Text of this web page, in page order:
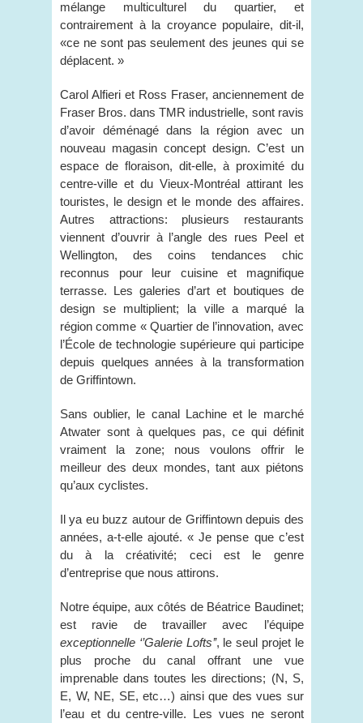
mélange multiculturel du quartier, et
contrairement à la croyance populaire, dit-il,
«ce ne sont pas seulement des jeunes qui se
déplacent. »
Carol Alfieri et Ross Fraser, anciennement de
Fraser Bros. dans TMR industrielle, sont ravis
d’avoir déménagé dans la région avec un
nouveau magasin concept design. C’est un
espace de floraison, dit-elle, à proximité du
centre-ville et du Vieux-Montréal attirant les
touristes, le design et le monde des affaires.
Autres attractions: plusieurs restaurants
viennent d’ouvrir à l’angle des rues Peel et
Wellington, des coins tendances chic
reconnus pour leur cuisine et magnifique
terrasse. Les galeries d’art et boutiques de
design se multiplient; la ville a marqué la
région comme « Quartier de l’innovation, avec
l’École de technologie supérieure qui participe
depuis quelques années à la transformation
de Griffintown.
Sans oublier, le canal Lachine et le marché
Atwater sont à quelques pas, ce qui définit
vraiment la zone; nous voulons offrir le
meilleur des deux mondes, tant aux piétons
qu’aux cyclistes.
Il ya eu buzz autour de Griffintown depuis des
années, a-t-elle ajouté. « Je pense que c’est
du à la créativité; ceci est le genre
d’entreprise que nous attirons.
Notre équipe, aux côtés de Béatrice Baudinet;
est ravie de travailler avec l’équipe
exceptionnelle ‘’Galerie Lofts’’, le seul projet le
plus proche du canal offrant une vue
imprenable dans toutes les directions; (N, S,
E, W, NE, SE, etc…) ainsi que des vues sur
l’eau et du centre-ville. Les vues ne seront